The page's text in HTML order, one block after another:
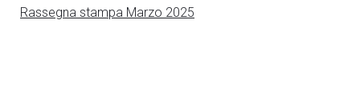
Rassegna stampa Marzo 2025